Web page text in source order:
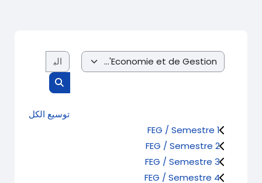
تصنيفات المقررات
البحث في
توسيع الكل
FEG / Semestre 1
FEG / Semestre 2
FEG / Semestre 3
FEG / Semestre 4